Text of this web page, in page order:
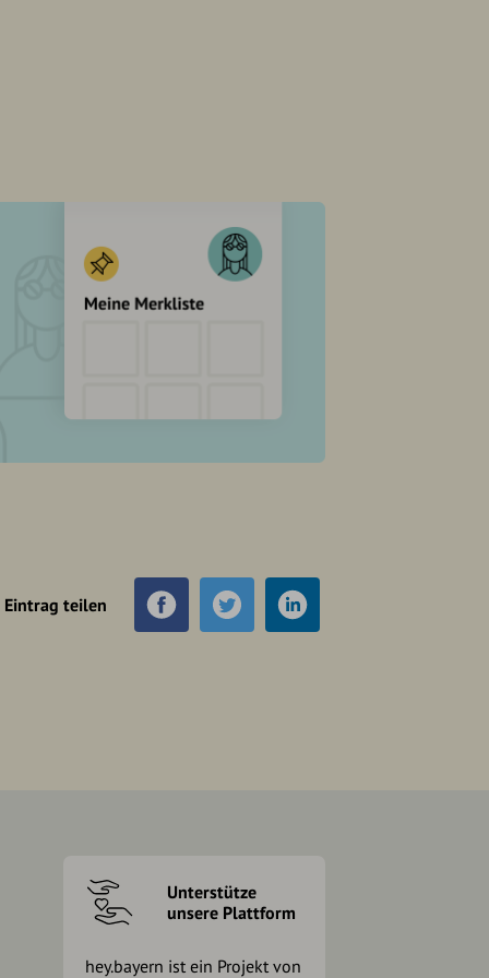
Eintrag teilen
Unterstütze
unsere Plattform
hey.bayern ist ein Projekt von